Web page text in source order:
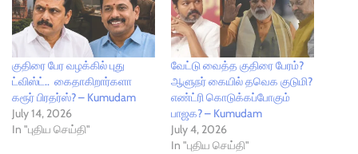
குதிரை பேர வழக்கில் புது
ட்விஸ்ட்.. கைதாகிறார்களா
கரூர் பிரதர்ஸ்? – Kumudam
July 14, 2026
In "புதிய செய்தி"
வேட்டு வைத்த குதிரை பேரம்?
ஆளுநர் கையில் தவெக குடுமி?
எண்ட்ரி கொடுக்கப்போகும்
பாஜக? – Kumudam
July 4, 2026
In "புதிய செய்தி"